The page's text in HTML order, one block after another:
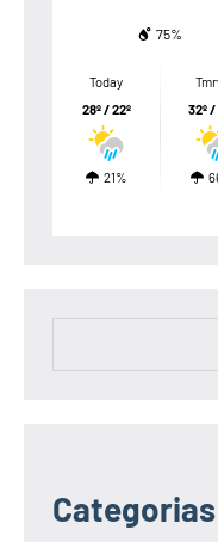
75%
Today
28º / 22º
21%
32º /
Categorias